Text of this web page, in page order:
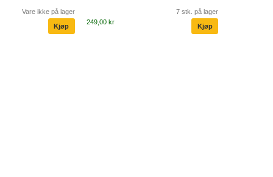
Vare ikke på lager
7 stk. på lager
249,00 kr